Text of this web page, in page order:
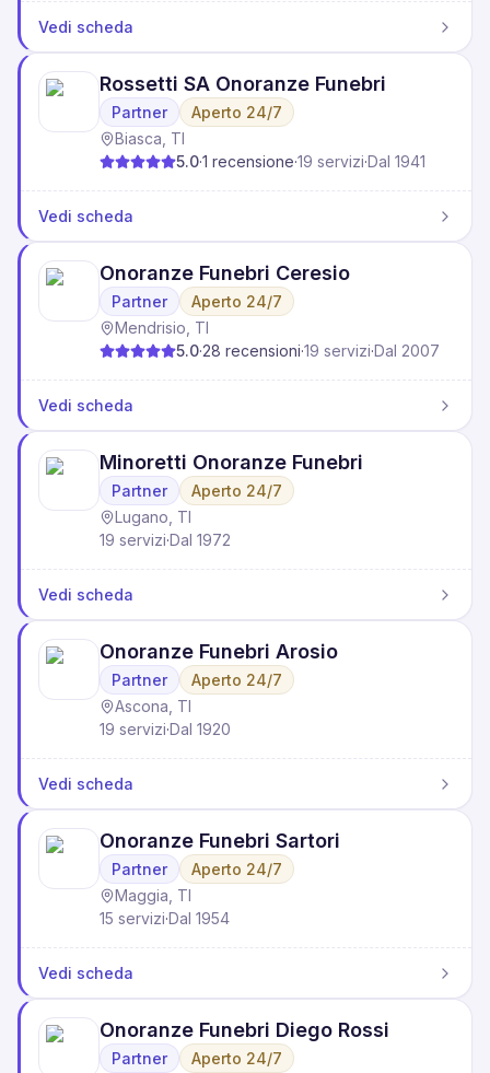
Vedi scheda
Rossetti SA Onoranze Funebri
Partner
Aperto 24/7
Biasca, TI
5.0·1 recensione·19 servizi·Dal 1941
Vedi scheda
Onoranze Funebri Ceresio
Partner
Aperto 24/7
Mendrisio, TI
5.0·28 recensioni·19 servizi·Dal 2007
Vedi scheda
Minoretti Onoranze Funebri
Partner
Aperto 24/7
Lugano, TI
19 servizi·Dal 1972
Vedi scheda
Onoranze Funebri Arosio
Partner
Aperto 24/7
Ascona, TI
19 servizi·Dal 1920
Vedi scheda
Onoranze Funebri Sartori
Partner
Aperto 24/7
Maggia, TI
15 servizi·Dal 1954
Vedi scheda
Onoranze Funebri Diego Rossi
Partner Aperto 24/7